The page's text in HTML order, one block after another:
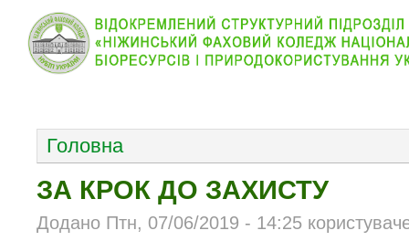
Головна
ЗА КРОК ДО ЗАХИСТУ
Додано Птн, 07/06/2019 - 14:25